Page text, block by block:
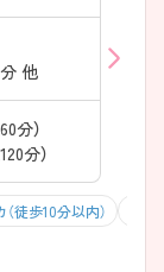
他
分）
分）
徒歩10分以内）